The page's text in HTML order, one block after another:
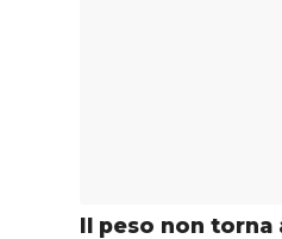
Il peso non torna